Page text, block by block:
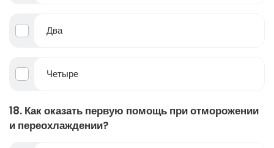
Два
Четыре
18. Как оказать первую помощь при отморожении
и переохлаждении?